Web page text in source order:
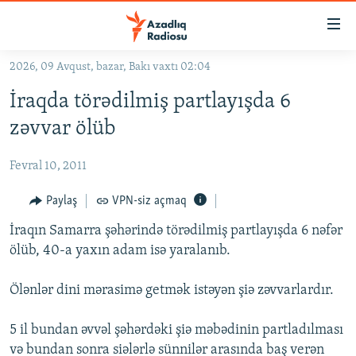
Əsas
qayıt
Əsas
qayıt
#İZAHLA
#ƏSLINDƏ
FƏRQƏ BAX
QANUNI DOĞRU
ARAŞDIRMA
MULTIMEDIA
FOTOQALEREYA
OXU ZALI
HAQQIMIZDA
2026, 09 Avqust, bazar, Bakı vaxtı 02:04
İraqda törədilmiş partlayışda 6
zəvvar ölüb
Fevral 10, 2011
Paylaş VPN-siz açmaq
İraqın Samarra şəhərində törədilmiş partlayışda 6 nəfər
ölüb, 40-a yaxın adam isə yaralanıb.
Ölənlər dini mərasimə getmək istəyən şiə zəvvarlardır.
5 il bundan əvvəl şəhərdəki şiə məbədinin partladılması
və bundan sonra siələrlə sünnilər arasında baş verən